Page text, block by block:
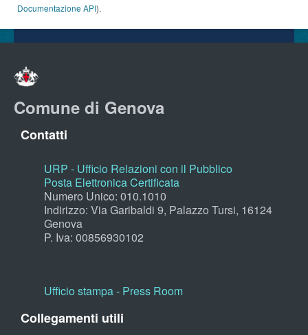
Documentazione API).
Comune di Genova
Contatti
URP - Ufficio Relazioni con il Pubblico
Posta Elettronica Certificata
Numero Unico: 010.1010
Indirizzo: Via Garibaldi 9, Palazzo Tursi, 16124
Genova
P. Iva: 00856930102
Ufficio stampa - Press Room
Collegamenti utili